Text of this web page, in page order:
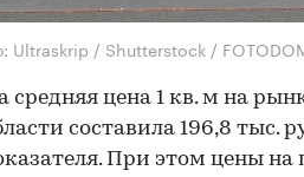
Ultraskrip / Shutterstock /
средняя цена 1 кв. м на
составила 196,8 тыс.
При этом цены